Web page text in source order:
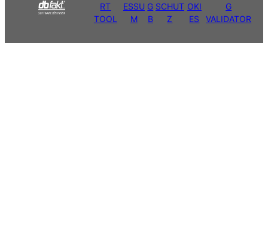
RT
TOOL
ESSU
M
G
B
SCHUT
Z
OKI
ES
G
VALIDATOR